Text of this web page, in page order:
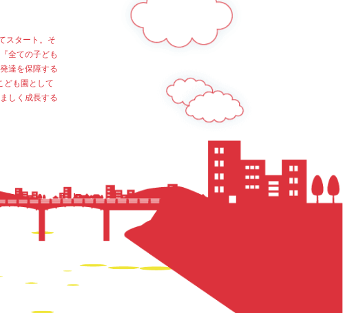
スタート。そ
全ての子ども
達を保障する
ども園として
しく成長する